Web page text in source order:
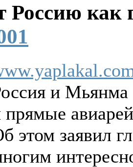
Россию как
и Мьянма
прямые
этом заявил